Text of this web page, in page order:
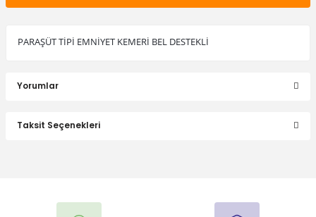
PARAŞÜT TİPİ EMNİYET KEMERİ BEL DESTEKLİ
Yorumlar
Taksit Seçenekleri